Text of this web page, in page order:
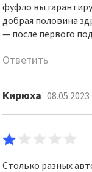
фуфло вы
добрая половина
— после первого
Ответить
Кирюха 08.05.2023
Столько разных